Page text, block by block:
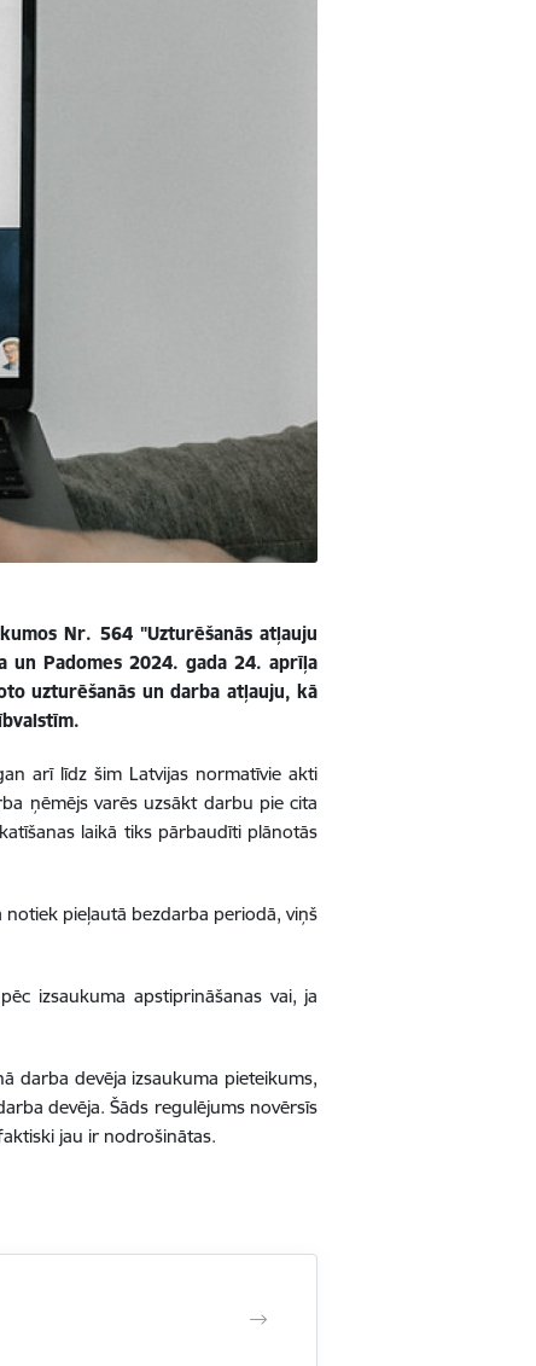
Nr. 564 "Uzturēšanās atļauju
Padomes 2024. gada 24. aprīļa
uzturēšanās un darba atļauju, kā
arī līdz šim Latvijas normatīvie akti
ņēmējs varēs uzsākt darbu pie cita
laikā tiks pārbaudīti plānotās
notiek pieļautā bezdarba periodā, viņš
izsaukuma apstiprināšanas vai, ja
darba devēja izsaukuma pieteikums,
devēja. Šāds regulējums novērsīs
jau ir nodrošinātas.